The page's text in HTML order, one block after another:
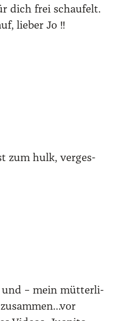
dich frei schau­felt.
lie­ber Jo !!
zum hulk, ver­ges­
und – mein müt­ter­li­